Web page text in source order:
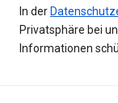
In der
Privatsphäre bei
Informationen